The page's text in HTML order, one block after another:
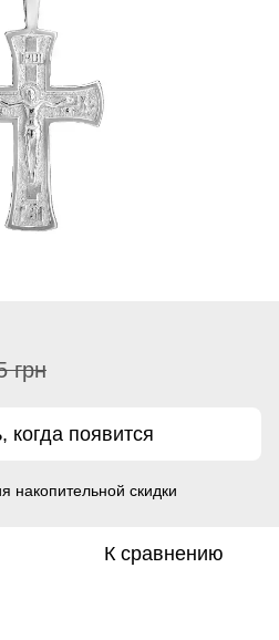
грн
когда появится
накопительной скидки
К сравнению